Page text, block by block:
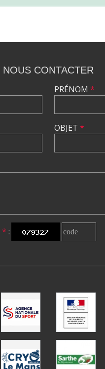
NOUS CONTACTER
PRÉNOM *
OBJET *
* :